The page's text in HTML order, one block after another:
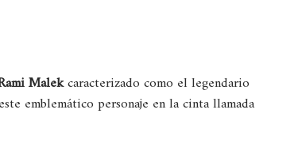
Malekcaracterizado como el legendario
emblemático personaje en la cinta llamada